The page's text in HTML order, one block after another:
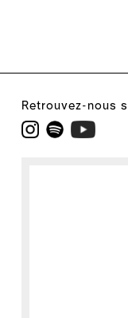
Retrouvez-nous